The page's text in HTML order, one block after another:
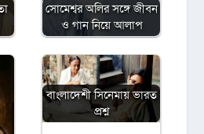
সোমেশ্বর অলির সঙ্গে জীবন
ও গান নিয়ে আলাপ
বাংলাদেশী সিনেমায় ভারত
প্রশ্ন